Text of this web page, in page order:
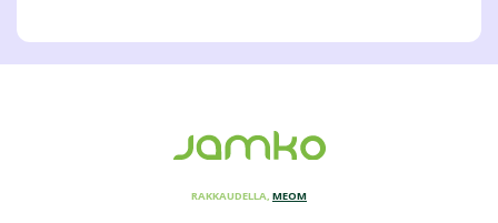
RAKKAUDELLA, MEOM